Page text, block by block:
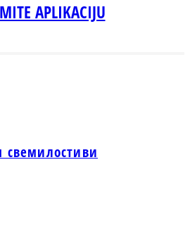
APLIKACIJU
свемилостиви